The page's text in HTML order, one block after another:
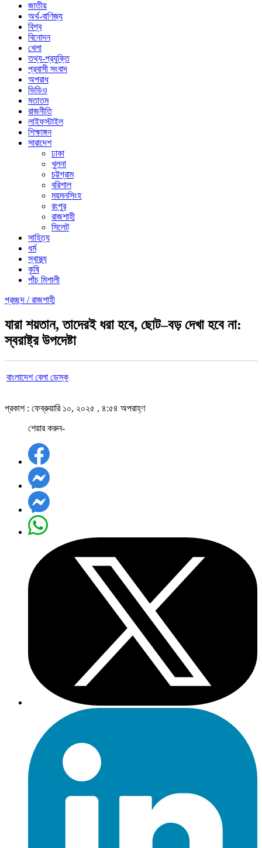
জাতীয়
অর্থ-বাণিজ্য
বিশ্ব
বিনোদন
খেলা
তথ্য-প্রযুক্তি
প্রবাসী সংবাদ
অপরাধ
ভিডিও
মতাতম
রাজনীতি
লাইফস্টাইল
শিক্ষাঙ্গন
সারাদেশ
ঢাকা
খুলনা
চট্টগ্রাম
বরিশাল
ময়মনসিংহ
রংপুর
রাজশাহী
সিলেট
সাহিত্য
ধর্ম
স্বাস্থ্য
কৃষি
পাঁচ মিশালী
প্রচ্ছদ /রাজশাহী
যারা শয়তান, তাদেরই ধরা হবে, ছোট–বড় দেখা হবে না:
স্বরাষ্ট্র উপদেষ্টা
বাংলাদেশ বেলা ডেস্ক
প্রকাশ : ফেব্রুয়ারি ১০, ২০২৫ , ৪:৫৪ অপরাহ্ণ
শেয়ার করুন-